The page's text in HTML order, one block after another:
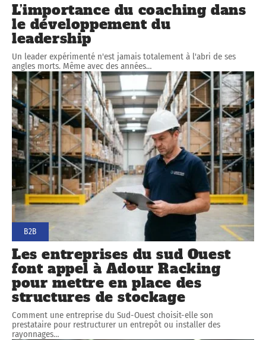
L’importance du coaching dans
le développement du
leadership
Un leader expérimenté n'est jamais totalement à l'abri de ses
angles morts. Même avec des années…
B2B
Les entreprises du sud Ouest
font appel à Adour Racking
pour mettre en place des
structures de stockage
Comment une entreprise du Sud-Ouest choisit-elle son
prestataire pour restructurer un entrepôt ou installer des
rayonnages…